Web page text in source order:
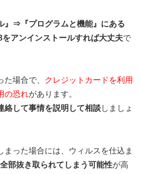
』⇒『プログラムと機能』にある
アンインストールすれば大丈夫で
た場合で、
クレジットカードを利用
の恐れがあります。
絡して事情を説明して相談しましょ
まった場合には、ウィルスを仕込ま
部抜き取られてしまう可能性が高